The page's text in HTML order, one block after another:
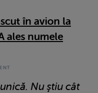
în avion la
ales numele
Nu ştiu cât